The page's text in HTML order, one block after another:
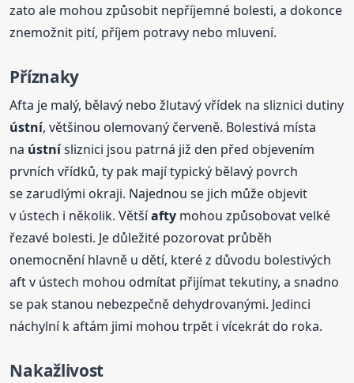
zato ale mohou způsobit nepříjemné bolesti, a dokonce
znemožnit pití, příjem potravy nebo mluvení.
Příznaky
Afta je malý, bělavý nebo žlutavý vřídek na sliznici dutiny
ústní, většinou olemovaný červeně. Bolestivá místa
na ústnísliznici jsou patrná již den před objevením
prvních vřídků, ty pak mají typický bělavý povrch
se zarudlými okraji. Najednou se jich může objevit
v ústech i několik. Většíafty mohou způsobovat velké
řezavé bolesti. Je důležité pozorovat průběh
onemocnění hlavně u dětí, které z důvodu bolestivých
aft v ústech mohou odmítat přijímat tekutiny, a snadno
se pak stanou nebezpečně dehydrovanými. Jedinci
náchylní k aftám jimi mohou trpět i vícekrát do roka.
Nakažlivost